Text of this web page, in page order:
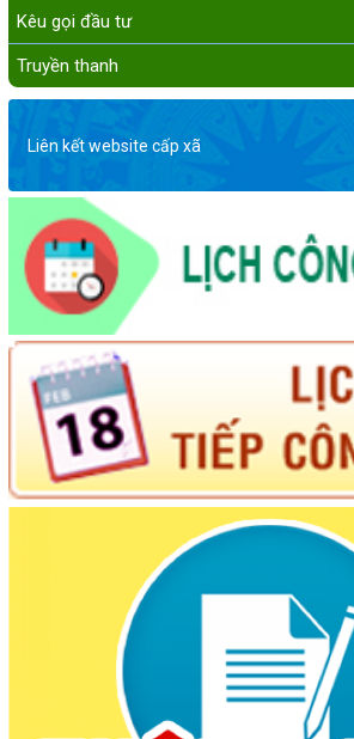
Kêu gọi đầu tư
Truyền thanh